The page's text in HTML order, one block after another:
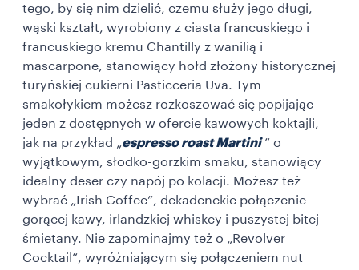
tego, by się nim dzielić, czemu służy jego długi,
wąski kształt, wyrobiony z ciasta francuskiego i
francuskiego kremu Chantilly z wanilią i
mascarpone, stanowiący hołd złożony historycznej
turyńskiej cukierni Pasticceria Uva. Tym
smakołykiem możesz rozkoszować się popijając
jeden z dostępnych w ofercie kawowych koktajli,
jak na przykład „espresso roast Martini” o
wyjątkowym, słodko-gorzkim smaku, stanowiący
idealny deser czy napój po kolacji. Możesz też
wybrać „Irish Coffee”, dekadenckie połączenie
gorącej kawy, irlandzkiej whiskey i puszystej bitej
śmietany. Nie zapominajmy też o „Revolver
Cocktail”, wyróżniającym się połączeniem nut